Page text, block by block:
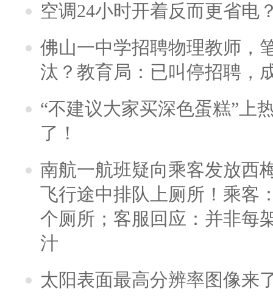
空调24小时开着反而更省电
佛山一中学招聘物理教师，
汰？教育局：已叫停招聘，
“不建议大家买深色蛋糕”上
了！
南航一航班疑向乘客发放西
飞行途中排队上厕所！乘客
个厕所；客服回应：并非每
汁
太阳表面最高分辨率图像来